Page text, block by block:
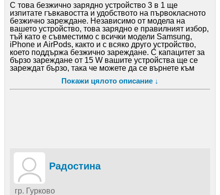
С това безжично зарядно устройство 3 в 1 ще
изпитате гъвкавостта и удобството на първокласното
безжично зареждане. Независимо от модела на
вашето устройство, това зарядно е правилният избор,
тъй като е съвместимо с всички модели Samsung,
iPhone и AirPods, както и с всяко друго устройство,
което поддържа безжично зареждане. С капацитет за
бързо зареждане от 15 W вашите устройства ще се
зареждат бързо, така че можете да се върнете към
Основните функции:
Едновременно зареждане на телефон, часовник и
е съвместимо с всички модели телефони Samsung,
iPhone, AirPods и всяко друго устройство, което
приема безжично зареждане.
Покажи цялото описание ↓
Радостина
гр. Гурково